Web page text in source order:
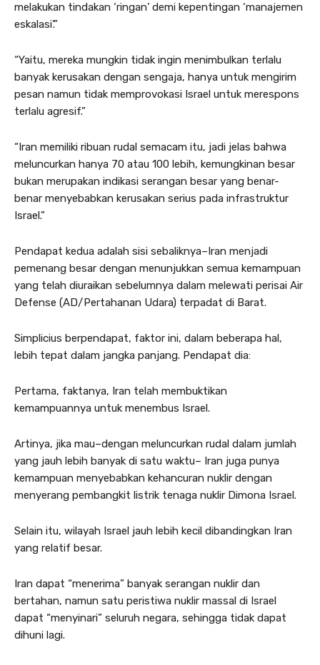
melakukan tindakan ‘ringan’ demi kepentingan ‘manajemen
eskalasi’.”
“Yaitu, mereka mungkin tidak ingin menimbulkan terlalu
banyak kerusakan dengan sengaja, hanya untuk mengirim
pesan namun tidak memprovokasi Israel untuk merespons
terlalu agresif.”
“Iran memiliki ribuan rudal semacam itu, jadi jelas bahwa
meluncurkan hanya 70 atau 100 lebih, kemungkinan besar
bukan merupakan indikasi serangan besar yang benar-
benar menyebabkan kerusakan serius pada infrastruktur
Israel.”
Pendapat kedua adalah sisi sebaliknya–Iran menjadi
pemenang besar dengan menunjukkan semua kemampuan
yang telah diuraikan sebelumnya dalam melewati perisai Air
Defense (AD/Pertahanan Udara) terpadat di Barat.
Simplicius berpendapat, faktor ini, dalam beberapa hal,
lebih tepat dalam jangka panjang. Pendapat dia:
Pertama, faktanya, Iran telah membuktikan
kemampuannya untuk menembus Israel.
Artinya, jika mau–dengan meluncurkan rudal dalam jumlah
yang jauh lebih banyak di satu waktu– Iran juga punya
kemampuan menyebabkan kehancuran nuklir dengan
menyerang pembangkit listrik tenaga nuklir Dimona Israel.
Selain itu, wilayah Israel jauh lebih kecil dibandingkan Iran
yang relatif besar.
Iran dapat “menerima” banyak serangan nuklir dan
bertahan, namun satu peristiwa nuklir massal di Israel
dapat “menyinari” seluruh negara, sehingga tidak dapat
dihuni lagi.